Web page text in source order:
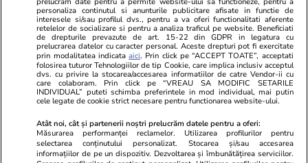
elevă din rural cu o medie de top
la Evaluarea Națională a ales un
liceu tehnologic. „Este o
nebuloasă și pentru noi”
J. Trump,
km, cea
rutieră din
ULTIMELE ȘTIRI
Știri Externe 06:00
personaliza continutul si anunturile publicitare afisate in functie de
interesele si/sau profilul dvs., pentru a va oferi functionalitati aferente
retelelor de socializare si pentru a analiza traficul pe website. Beneficiati
de drepturile prevazute de art. 15-22 din GDPR in legatura cu
prelucrarea datelor cu caracter personal. Aceste drepturi pot fi exercitate
prin modalitatea indicataaici. Prin click pe “ACCEPT TOATE”, acceptati
folosirea tuturor Tehnologiilor de tip Cookie, care implica inclusiv acceptul
dvs. cu privire la stocarea/accesarea informatiilor de catre Vendor-ii cu
care colaboram. Prin click pe “VREAU SA MODIFIC SETARILE
INDIVIDUAL” puteti schimba preferintele in mod individual, mai putin
cele legate de cookie strict necesare pentru functionarea website-ului.
Atât noi, cât și partenerii noștri prelucrăm datele pentru a oferi:
Măsurarea performanței reclamelor. Utilizarea profilurilor pentru
selectarea conținutului personalizat. Stocarea și/sau accesarea
informațiilor de pe un dispozitiv. Dezvoltarea și îmbunătățirea serviciilor.